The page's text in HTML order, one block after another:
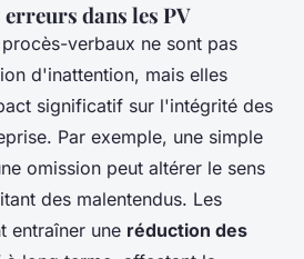
erreurs dans les PV
verbaux ne sont pas
d'inattention, mais elles
significatif sur l'intégrité des
Par exemple, une simple
omission peut altérer le sens
des malentendus. Les
entraîner une réduction des